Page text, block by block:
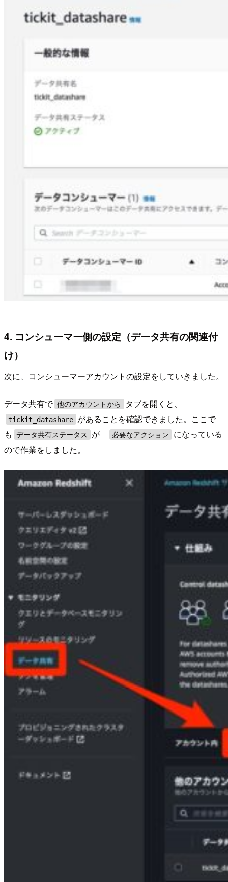
4. コンシューマー側の設定（データ共有の関連付
け）
次に、コンシューマーアカウントの設定をしていきました。
データ共有で 他のアカウントから タブを開くと、
tickit_datashare があることを確認できました。ここで
も
データ共有ステータス が 必要なアクション
になっている
ので作業をしました。